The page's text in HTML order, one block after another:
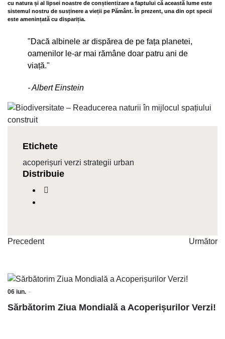
cu natura și al lipsei noastre de conștientizare a faptului că această lume este
sistemul nostru de susținere a vieții pe Pământ. În prezent, una din opt specii
este amenințată cu dispariția.
"Dacă albinele ar dispărea de pe fața planetei,
oamenilor le-ar mai rămâne doar patru ani de
viață."
- Albert Einstein
Etichete
acoperișuri verzi strategii urban
Distribuie
Precedent Următor
06 iun.
Sărbătorim Ziua Mondială a Acoperișurilor Verzi!